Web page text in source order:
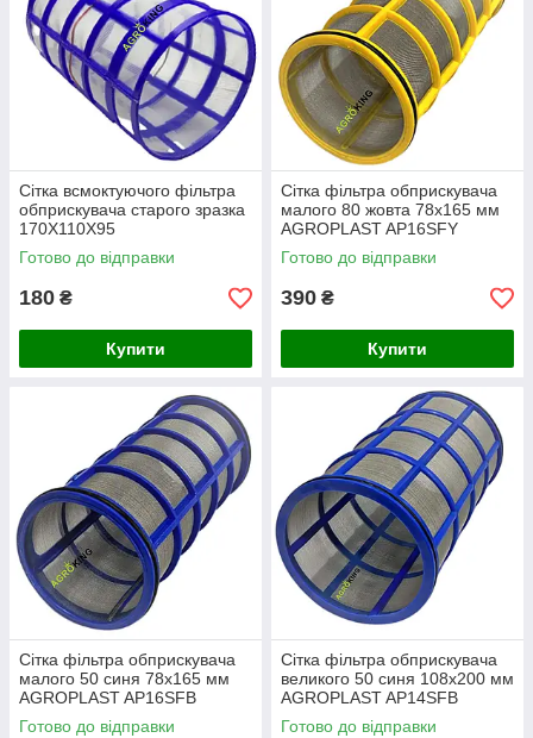
Сітка всмоктуючого фільтра
обприскувача старого зразка
170Х110Х95
Готово до відправки
180 ₴
Купити
Сітка фільтра обприскувача
малого 80 жовта 78х165 мм
AGROPLAST AP16SFY
Готово до відправки
390 ₴
Купити
Сітка фільтра обприскувача
малого 50 синя 78х165 мм
AGROPLAST AP16SFB
Готово до відправки
Сітка фільтра обприскувача
великого 50 синя 108х200 мм
AGROPLAST AP14SFB
Готово до відправки